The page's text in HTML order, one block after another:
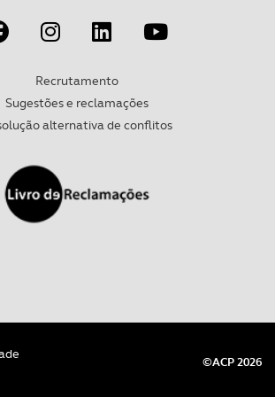
de cookies do site.
Recrutamento
Sugestões e reclamações
alternativa de conflitos
©ACP 2026